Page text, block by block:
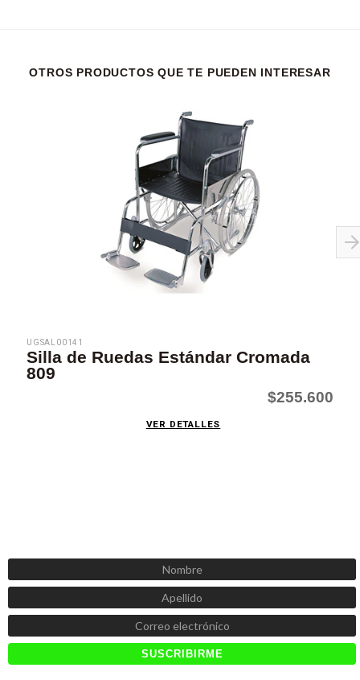
OTROS PRODUCTOS QUE TE PUEDEN INTERESAR
UGSAL00141
Silla de Ruedas Estándar Cromada
809
$255.600
VER DETALLES